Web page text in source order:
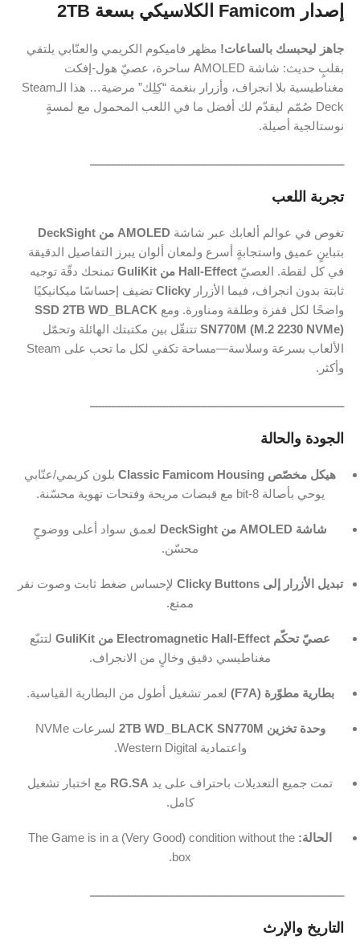
إصدار Famicom الكلاسيكي بسعة 2TB
جاهز ليحبسك بالساعات! مظهر فاميكوم الكريمي والعنّابي يلتقي
بقلبٍ حديث: شاشة AMOLED ساحرة، عصيّ هول-إفكت
مغناطيسية بلا انجراف، وأزرار بنغمة “كِلِك” مرضية… هذا الـSteam
Deck صُمّم ليقدّم لك أفضل ما في اللعب المحمول مع لمسةٍ
نوستالجية أصيلة.
ـــــــــــــــــــــــــــــــــــــــــــــــــــــــــــــــــــــــــــــــ
تجربة اللعب
تغوص في عوالم ألعابك عبر شاشة AMOLED من DeckSight
بتباينٍ عميق واستجابةٍ أسرع ولمعان ألوان يبرز التفاصيل الدقيقة
في كل لقطة. العصيّ Hall‑Effect من GuliKit
تمنحك دقّة توجيه
ثابتة بدون انجراف، فيما الأزرار Clicky تضيف إحساسًا ميكانيكيًا
واضحًا لكل قفزة وطلقة ومناورة. ومع SSD 2TB WD_BLACK
SN770M (M.2 2230 NVMe) تتنقّل بين مكتبتك الهائلة وتحمّل
الألعاب بسرعة وسلاسة—مساحة تكفي لكل ما تحب على Steam
وأكثر.
ـــــــــــــــــــــــــــــــــــــــــــــــــــــــــــــــــــــــــــــــ
الجودة والحالة
هيكل مخصّص Classic Famicom Housing
بلون كريمي/عنّابي
يوحي بأصالة 8‑bit مع قبضات مريحة وفتحات تهوية محسّنة.
شاشة AMOLED من DeckSight
لعمق سواد أعلى ووضوحٍ
محسّن.
تبديل الأزرار إلى Clicky Buttons
لإحساس ضغط ثابت وصوت نقر
ممتع.
عصيّ تحكّم Electromagnetic Hall‑Effect من GuliKit
لتتبّع
مغناطيسي دقيق وخالٍ من الانجراف.
بطارية مطوّرة (F7A) لعمر تشغيل أطول من البطارية القياسية.
وحدة تخزين 2TB WD_BLACK SN770M
لسرعات NVMe
واعتمادية Western Digital.
تمت جميع التعديلات باحتراف على يد RG.SA مع اختبار تشغيل
كامل.
الحالة: The Game is in a (Very Good) condition without the
box.
ـــــــــــــــــــــــــــــــــــــــــــــــــــــــــــــــــــــــــــــــ
التاريخ والإرث